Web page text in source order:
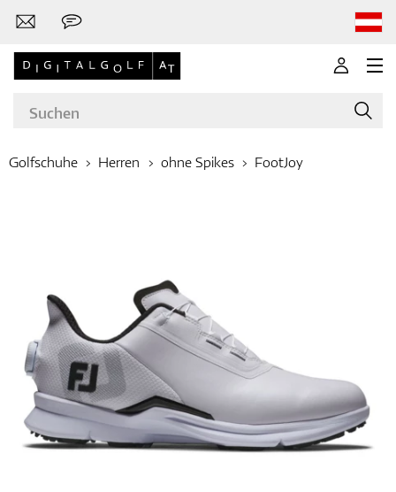
Golfschläger
Bekleidung
Handschuhe
Golfschuhe Herren ohne Spikes FootJoy